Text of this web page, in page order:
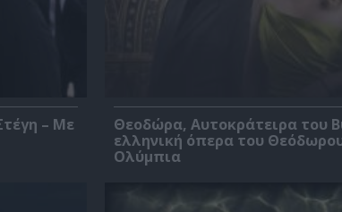
– Με
Θεοδώρα, Αυτοκράτειρα του
ελληνική όπερα του
Ολύμπια